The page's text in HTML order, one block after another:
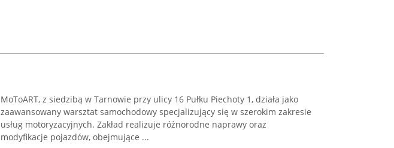
MoToART, z siedzibą w Tarnowie przy ulicy 16 Pułku Piechoty 1, działa jako
zaawansowany warsztat samochodowy specjalizujący się w szerokim zakresie
usług motoryzacyjnych. Zakład realizuje różnorodne naprawy oraz
modyfikacje pojazdów, obejmujące ...